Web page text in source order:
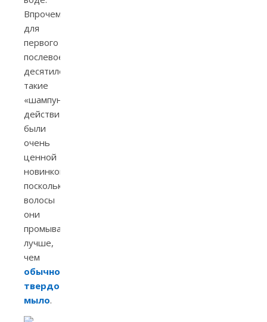
Впрочем,
для
первого
послевоенного
десятилетия
такие
«шампуни»
действительно,
были
очень
ценной
новинкой,
поскольку
волосы
они
промывали
лучше,
чем
обычное
твердое
мыло.